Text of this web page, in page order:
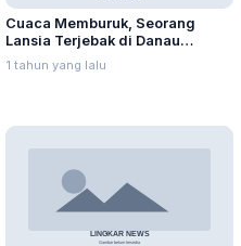
Cuaca Memburuk, Seorang
Lansia Terjebak di Danau
Rawapening Saat Mencari
Enceng Gondok
1 tahun yang lalu